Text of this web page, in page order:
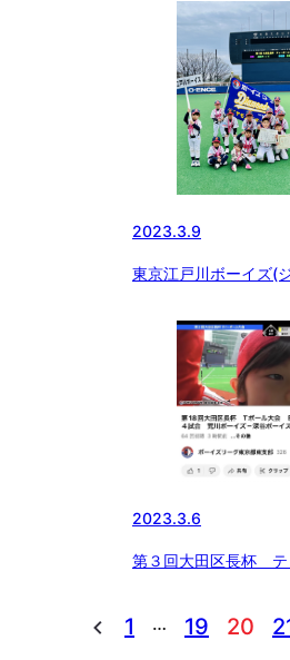
2023.3.9
東京江戸川ボーイズ(
会✨準優勝✨
2023.3.6
第３回大田区長杯 テ
1 … 19 20